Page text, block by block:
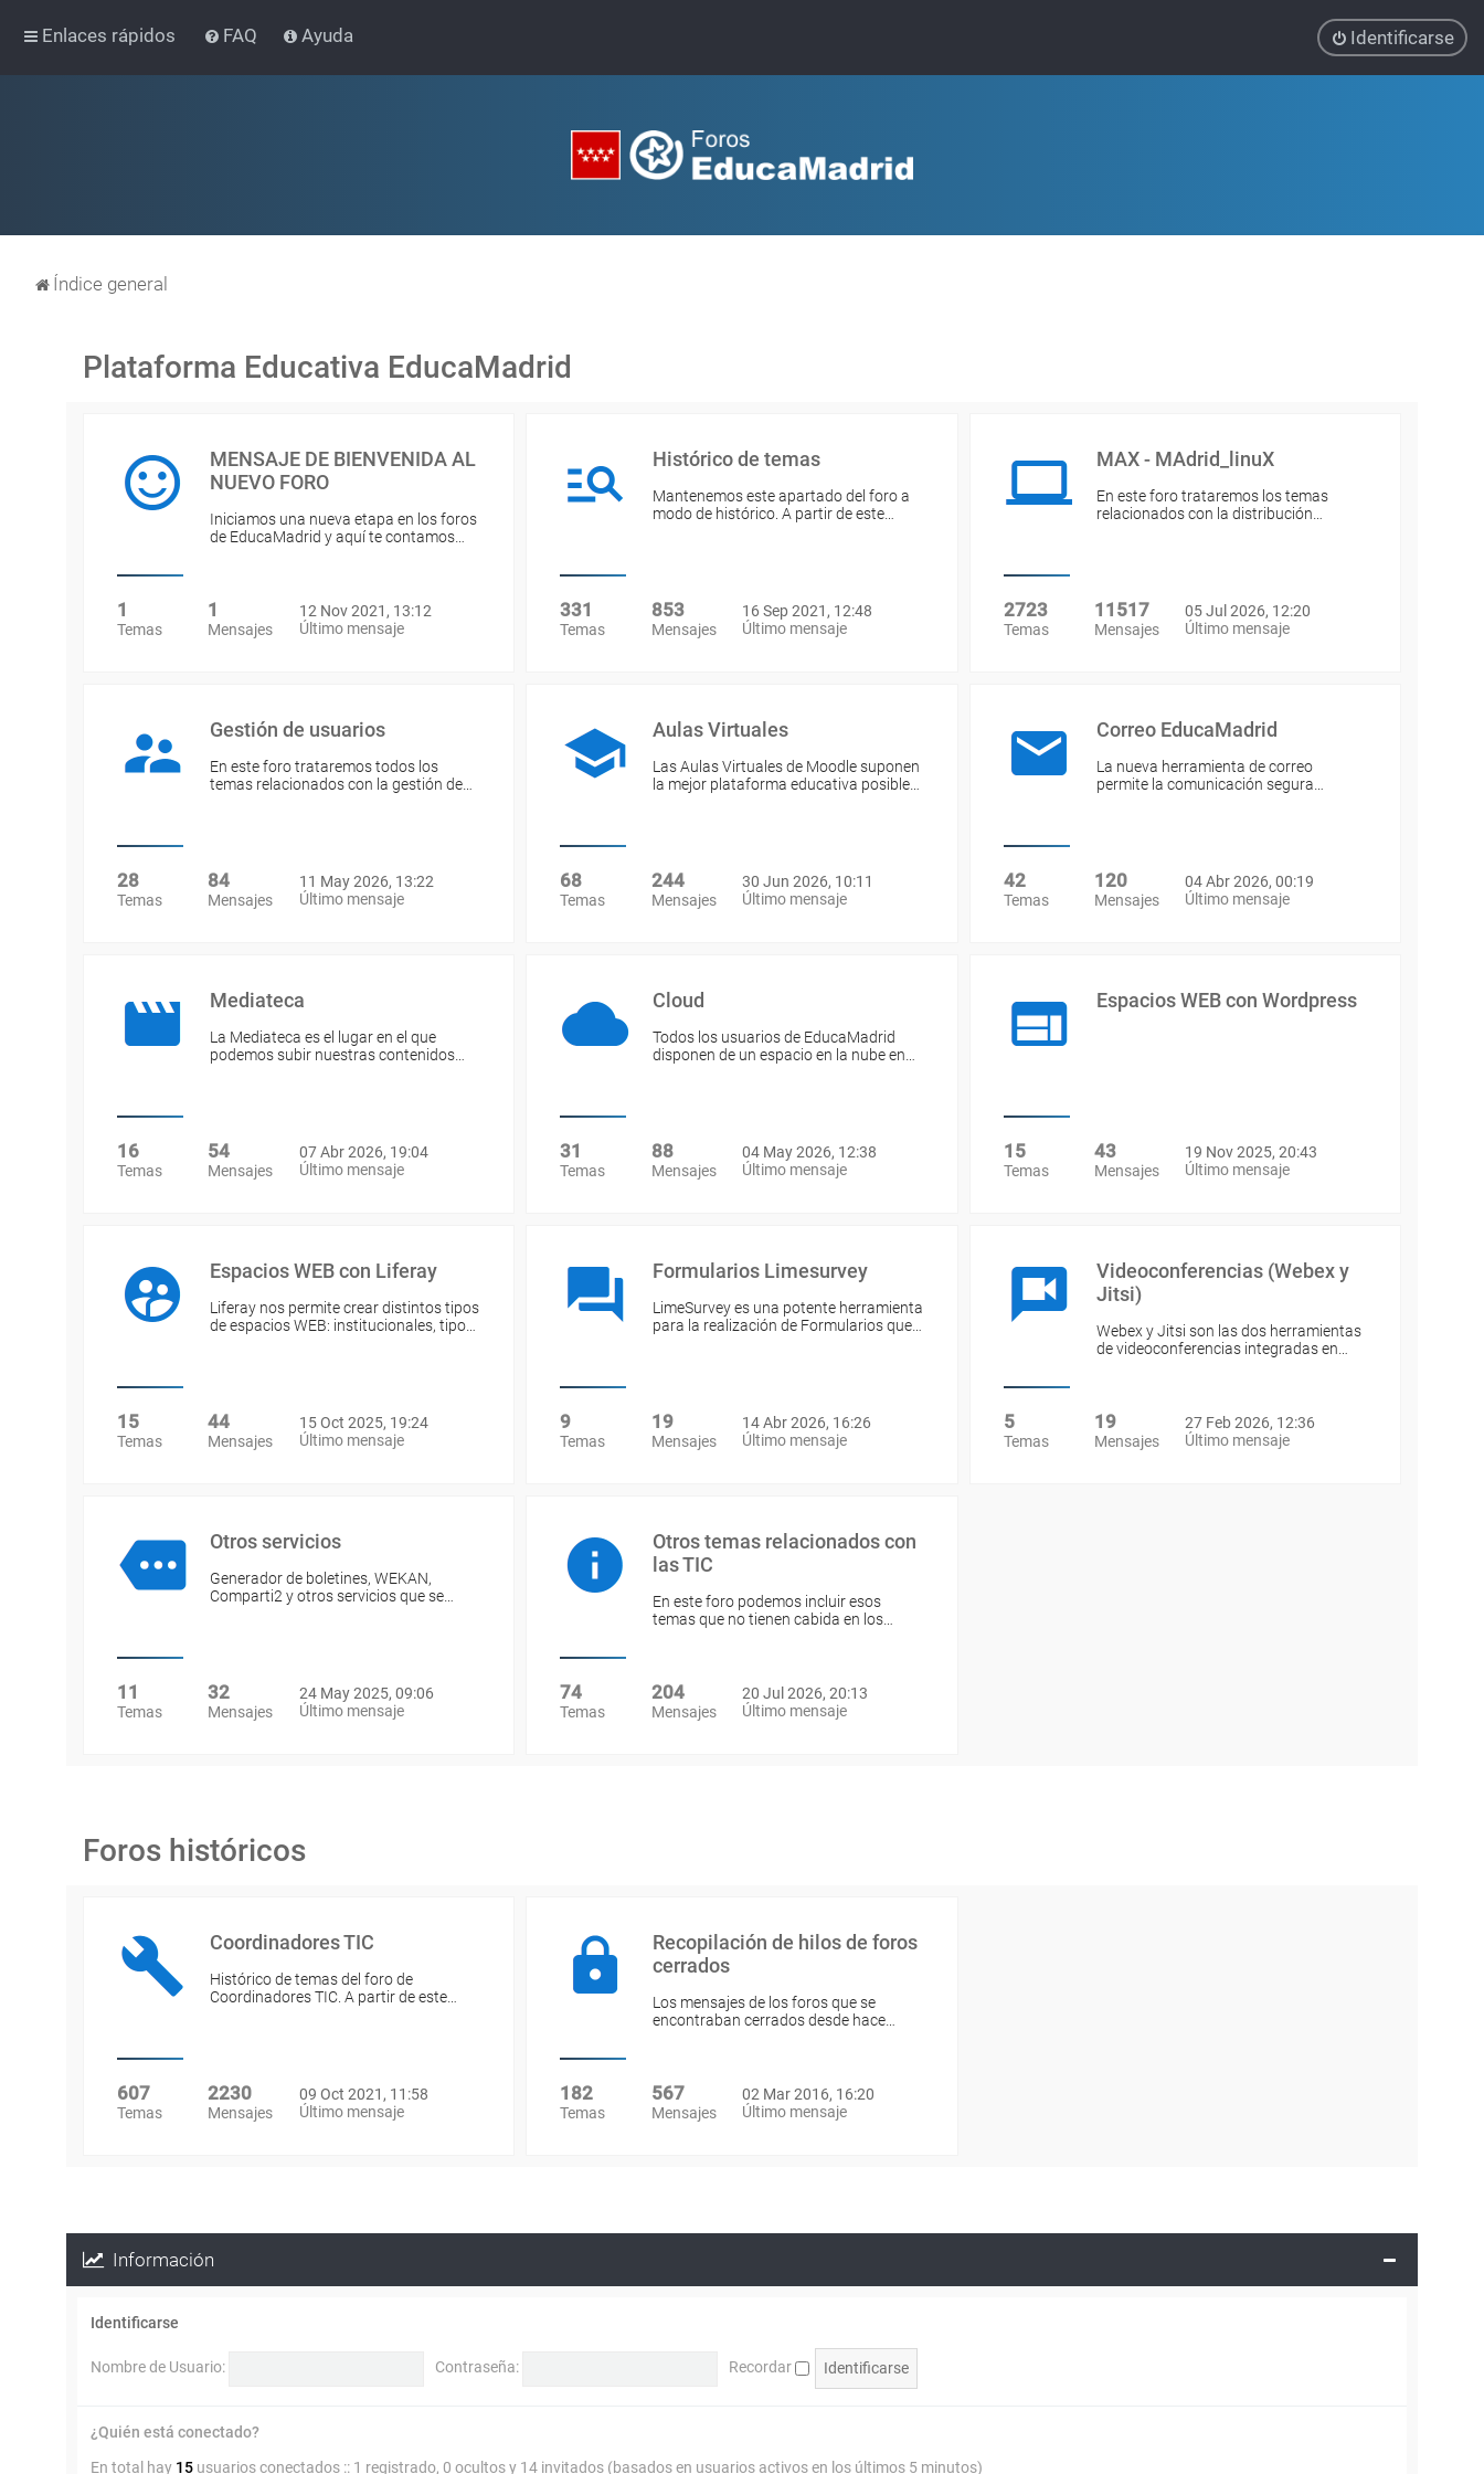
Enlaces rápidos FAQ Ayuda Identificarse
Índice general
Plataforma Educativa EducaMadrid
MENSAJE DE BIENVENIDA AL
NUEVO FORO
Iniciamos una nueva etapa en los foros
de EducaMadrid y aquí te contamos…
1
Temas
1
Mensajes
12 Nov 2021, 13:12
Último mensaje
Histórico de temas
Mantenemos este apartado del foro a
modo de histórico. A partir de este…
331
Temas
853
Mensajes
16 Sep 2021, 12:48
Último mensaje
MAX - MAdrid_linuX
En este foro trataremos los temas
relacionados con la distribución…
2723
Temas
11517
Mensajes
05 Jul 2026, 12:20
Último mensaje
Gestión de usuarios
En este foro trataremos todos los
temas relacionados con la gestión de…
28
Temas
84
Mensajes
11 May 2026, 13:22
Último mensaje
Aulas Virtuales
Las Aulas Virtuales de Moodle suponen
la mejor plataforma educativa posible…
68
Temas
244
Mensajes
30 Jun 2026, 10:11
Último mensaje
Correo EducaMadrid
La nueva herramienta de correo
permite la comunicación segura…
42
Temas
120
Mensajes
04 Abr 2026, 00:19
Último mensaje
Mediateca
La Mediateca es el lugar en el que
podemos subir nuestras contenidos…
16
Temas
54
Mensajes
07 Abr 2026, 19:04
Último mensaje
Cloud
Todos los usuarios de EducaMadrid
disponen de un espacio en la nube en…
31
Temas
88
Mensajes
04 May 2026, 12:38
Último mensaje
Espacios WEB con Wordpress
15
Temas
43
Mensajes
19 Nov 2025, 20:43
Último mensaje
Espacios WEB con Liferay
Liferay nos permite crear distintos tipos
de espacios WEB: institucionales, tipo…
15
Temas
44
Mensajes
15 Oct 2025, 19:24
Último mensaje
Formularios Limesurvey
LimeSurvey es una potente herramienta
para la realización de Formularios que…
9
Temas
19
Mensajes
14 Abr 2026, 16:26
Último mensaje
Videoconferencias (Webex y
Jitsi)
Webex y Jitsi son las dos herramientas
de videoconferencias integradas en…
5
Temas
19
Mensajes
27 Feb 2026, 12:36
Último mensaje
Otros servicios
Generador de boletines, WEKAN,
Comparti2 y otros servicios que se…
11
Temas
32
Mensajes
24 May 2025, 09:06
Último mensaje
Otros temas relacionados con
las TIC
En este foro podemos incluir esos
temas que no tienen cabida en los…
74
Temas
204
Mensajes
20 Jul 2026, 20:13
Último mensaje
Foros históricos
Coordinadores TIC
Histórico de temas del foro de
Coordinadores TIC. A partir de este…
607
Temas
2230
Mensajes
09 Oct 2021, 11:58
Último mensaje
Recopilación de hilos de foros
cerrados
Los mensajes de los foros que se
encontraban cerrados desde hace…
182
Temas
567
Mensajes
02 Mar 2016, 16:20
Último mensaje
Información
Identificarse
Nombre de Usuario: Contraseña: Recordar
¿Quién está conectado?
En total hay 15 usuarios conectados :: 1 registrado, 0 ocultos y 14 invitados (basados en usuarios activos en los últimos 5 minutos)